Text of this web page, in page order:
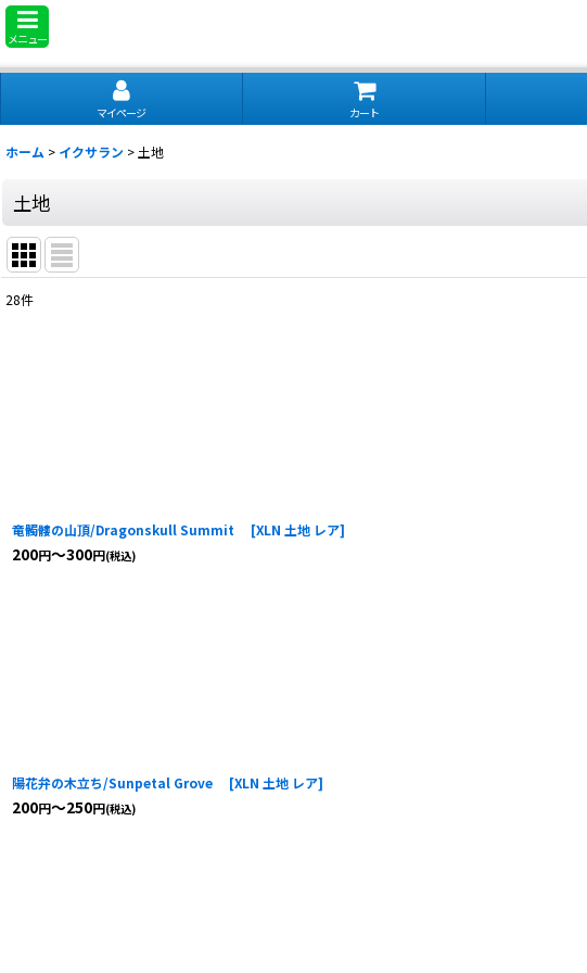
メニュー
マイページ カート
ホーム > イクサラン > 土地
土地
28件
竜髑髏の山頂/Dragonskull Summit [XLN 土地 レア]
200円～300円(税込)
陽花弁の木立ち/Sunpetal Grove [XLN 土地 レア]
200円～250円(税込)